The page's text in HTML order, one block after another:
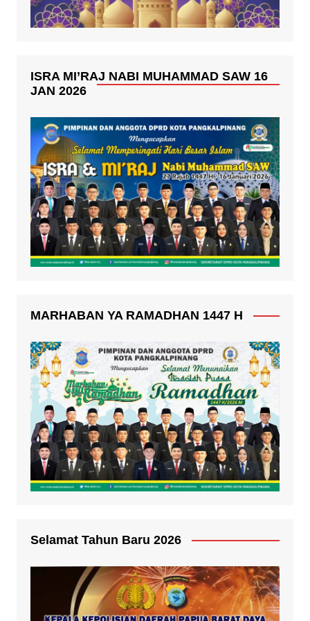
ISRA MI’RAJ NABI MUHAMMAD SAW 16
JAN 2026
MARHABAN YA RAMADHAN 1447 H
Selamat Tahun Baru 2026